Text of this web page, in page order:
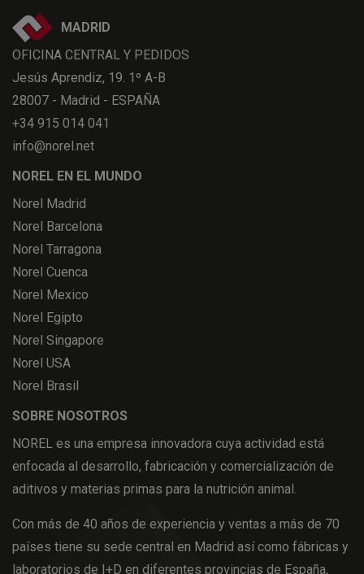
MADRID
OFICINA CENTRAL Y PEDIDOS
Jesús Aprendiz, 19. 1º A-B
28007 - Madrid - ESPAÑA
+34 915 014 041
info@norel.net
NOREL EN EL MUNDO
Norel Madrid
Norel Barcelona
Norel Tarragona
Norel Cuenca
Norel Mexico
Norel Egipto
Norel Singapore
Norel USA
Norel Brasil
SOBRE NOSOTROS
NOREL es una empresa innovadora cuya actividad está
enfocada al desarrollo, fabricación y comercialización de
aditivos y materias primas para la nutrición animal.
Con más de 40 años de experiencia y ventas a más de 70
países tiene su sede central en Madrid así como fábricas y
laboratorios de I+D en diferentes provincias de España,